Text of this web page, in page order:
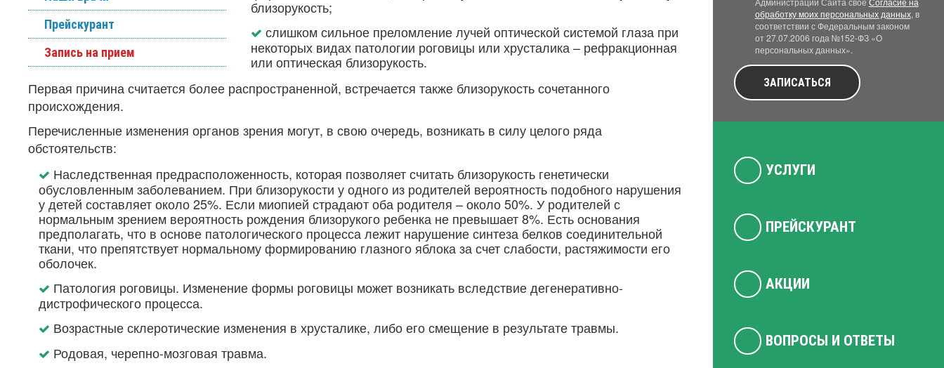
Прейскурант
Запись на прием
близорукость;
слишком сильное преломление лучей оптической системой глаза при
некоторых видах патологии роговицы или хрусталика – рефракционная
или оптическая близорукость.
Первая причина считается более распространенной, встречается также близорукость сочетанного
происхождения.
Перечисленные изменения органов зрения могут, в свою очередь, возникать в силу целого ряда
обстоятельств:
Наследственная предрасположенность, которая позволяет считать близорукость генетически
обусловленным заболеванием. При близорукости у одного из родителей вероятность подобного нарушения
у детей составляет около 25%. Если миопией страдают оба родителя – около 50%. У родителей с
нормальным зрением вероятность рождения близорукого ребенка не превышает 8%. Есть основания
предполагать, что в основе патологического процесса лежит нарушение синтеза белков соединительной
ткани, что препятствует нормальному формированию глазного яблока за счет слабости, растяжимости его
оболочек.
Патология роговицы. Изменение формы роговицы может возникать вследствие дегенеративно-
дистрофического процесса.
Возрастные склеротические изменения в хрусталике, либо его смещение в результате травмы.
Родовая, черепно-мозговая травма.
обработку моих персональных данных, в
соответствии с Федеральным законом
от 27.07.2006 года №152-ФЗ «О
персональных данных».
ЗАПИСАТЬСЯ
УСЛУГИ
ПРЕЙСКУРАНТ
АКЦИИ
ВОПРОСЫ И ОТВЕТЫ